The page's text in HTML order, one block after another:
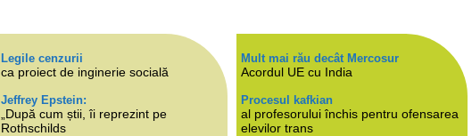
Legile cenzurii
ca proiect de inginerie socială
Jeffrey Epstein:
„După cum știi, îi reprezint pe
Rothschilds
Mult mai rău decât Mercosur
Acordul UE cu India
Procesul kafkian
al profesorului închis pentru ofensarea
elevilor trans